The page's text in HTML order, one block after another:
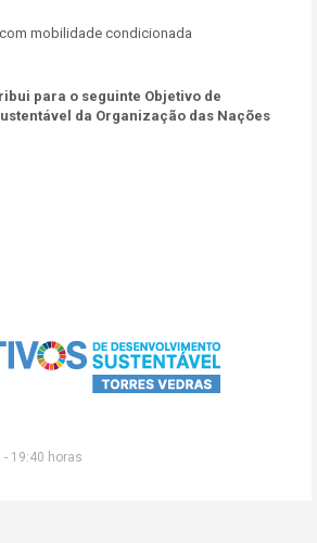
mobilidade condicionada
para o seguinte Objetivo de
da Organização das Nações
- 19:40 horas